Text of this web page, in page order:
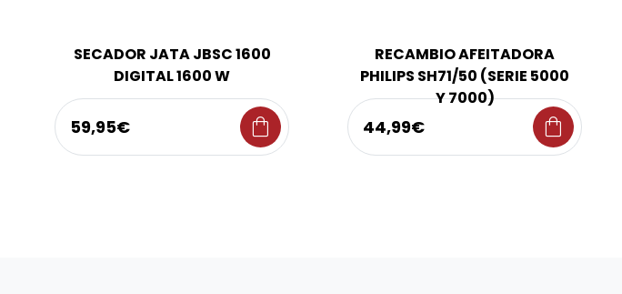
SECADOR JATA JBSC 1600
DIGITAL 1600 W
59,95€ shopping_bag
RECAMBIO AFEITADORA
PHILIPS SH71/50 (SERIE 5000
Y 7000)
44,99€ shopping_bag